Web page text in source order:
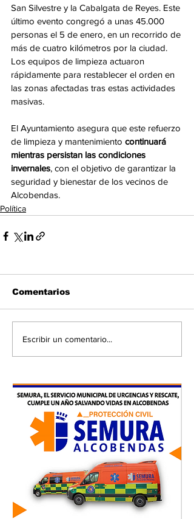
San Silvestre y la Cabalgata de Reyes. Este
último evento congregó a unas 45.000
personas el 5 de enero, en un recorrido de
más de cuatro kilómetros por la ciudad.
Los equipos de limpieza actuaron
rápidamente para restablecer el orden en
las zonas afectadas tras estas actividades
masivas.
El Ayuntamiento asegura que este refuerzo
de limpieza y mantenimiento continuará
mientras persistan las condiciones
invernales, con el objetivo de garantizar la
seguridad y bienestar de los vecinos de
Alcobendas.
Política
Comentarios
Escribir un comentario...